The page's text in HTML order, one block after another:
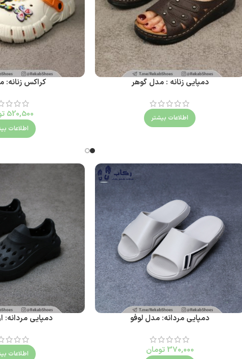
دمپایی زنانه : مدل گوهر
اطلاعات بیشتر
کراکس زنانه:
520,500
اطلاعات
دمپایی مردانه: مدل لوفو
370,000 تومان
دمپایی مردانه:
اطلاعات